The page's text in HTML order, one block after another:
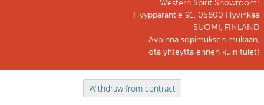
Western Spirit Showroom:
Hyyppäräntie 91, 05800 Hyvinkää
SUOMI, FINLAND
Avoinna sopimuksen mukaan,
ota yhteyttä ennen kuin tulet!
Withdraw from contract